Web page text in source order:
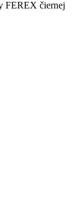
FEREX čiernej